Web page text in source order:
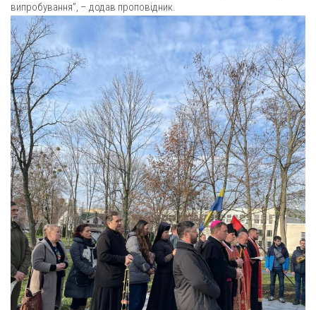
Благовіщення Пресвятої Богородиці (с. Шевченки)
Введення у храм Пресвятої Богородиці (с. Дашківка)
Вознесіння ГНІХ (с. Витівка)
Вознесіння Господнього (м. Кобеляки)
Пророка Іллі (смт. Білики)
Різдва Пресвятої Богородиці (с. Вільховатка)
Св. Апостола Андрія Первозванного (с. Засулля)
Св. Миколая (с. Деменки)
Успіння Пресвятої Богородиці (м. Кременчук)
Успіння Пресвятої Богородиці (м. Лубни)
Парохії Сумської області
Введення в храм Богородиці (м. Суми)
Матері Божої Неустанної Помочі (м. Охтирка)
випробування”, – додав проповідник.